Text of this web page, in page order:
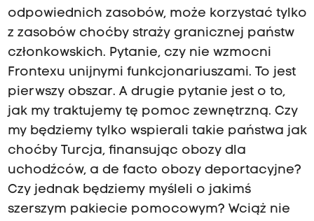
odpowiednich zasobów, może korzystać tylko
z zasobów choćby straży granicznej państw
członkowskich. Pytanie, czy nie wzmocni
Frontexu unijnymi funkcjonariuszami. To jest
pierwszy obszar. A drugie pytanie jest o to,
jak my traktujemy tę pomoc zewnętrzną. Czy
my będziemy tylko wspierali takie państwa jak
choćby Turcja, finansując obozy dla
uchodźców, a de facto obozy deportacyjne?
Czy jednak będziemy myśleli o jakimś
szerszym pakiecie pomocowym? Wciąż nie